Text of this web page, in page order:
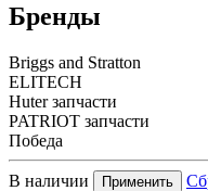
Бренды
Briggs and Stratton
ELITECH
Huter запчасти
PATRIOT запчасти
Победа
В наличии Применить